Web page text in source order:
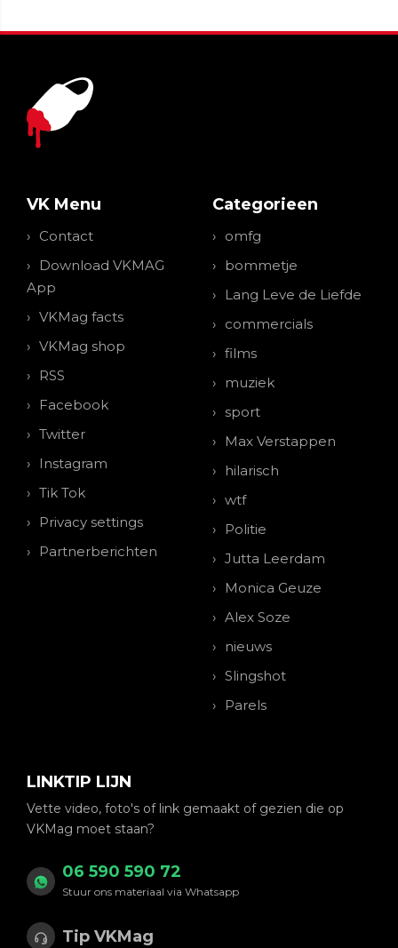
VK Menu
Contact
Download VKMAG
App
VKMag facts
VKMag shop
RSS
Facebook
Twitter
Instagram
Tik Tok
Privacy settings
Partnerberichten
Categorieen
omfg
bommetje
Lang Leve de Liefde
commercials
films
muziek
sport
Max Verstappen
hilarisch
wtf
Politie
Jutta Leerdam
Monica Geuze
Alex Soze
nieuws
Slingshot
Parels
LINKTIP LIJN
Vette video, foto's of link gemaakt of gezien die op
VKMag moet staan?
06 590 590 72
Stuur ons materiaal via Whatsapp
Tip VKMag